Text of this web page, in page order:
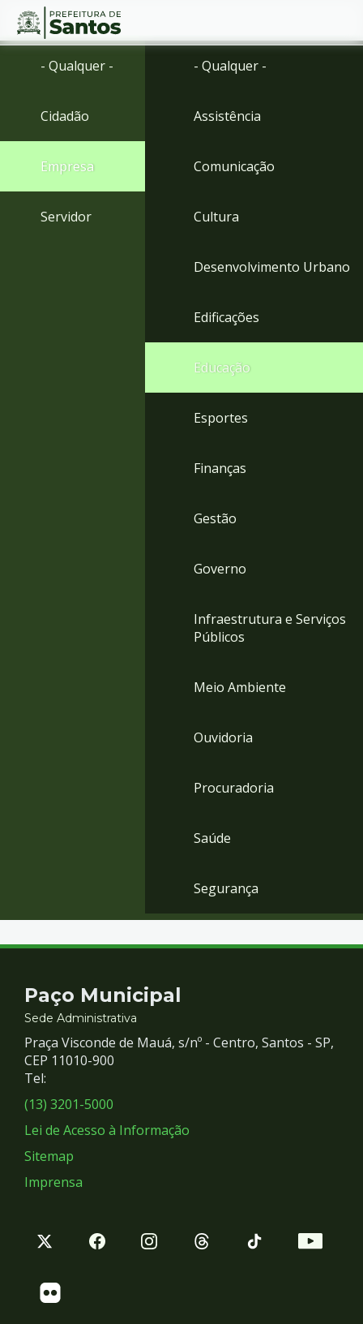
Ir
Ir
menu
Conteúdo
- Qualquer -
Cidadão
Empresa
Servidor
- Qualquer -
Assistência
Comunicação
Cultura
Desenvolvimento Urbano
Edificações
Educação
Esportes
Finanças
Gestão
Governo
Infraestrutura e Serviços
Públicos
Meio Ambiente
Ouvidoria
Procuradoria
Saúde
Segurança
Contato
e
Redes
Sociais
Paço Municipal
Sede Administrativa
Praça Visconde de Mauá, s/nº - Centro, Santos - SP,
CEP 11010-900
Tel:
(13) 3201-5000
Lei de Acesso à Informação
Sitemap
Imprensa